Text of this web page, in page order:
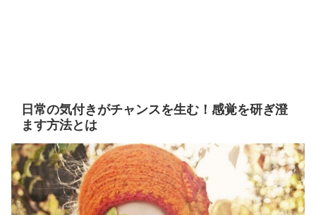
日常の気付きがチャンスを生む！感覚を研ぎ澄
ます方法とは